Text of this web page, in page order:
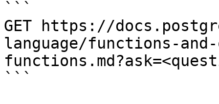
```
GET https://
language/functions-
```